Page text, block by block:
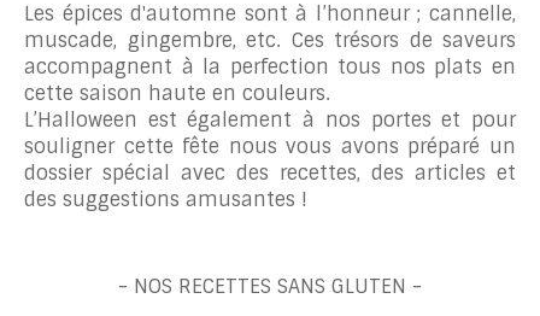
Les épices d'automne sont à l’honneur ; cannelle,
muscade, gingembre, etc. Ces trésors de saveurs
accompagnent à la perfection tous nos plats en
cette saison haute en couleurs.
L’Halloween est également à nos portes et pour
souligner cette fête nous vous avons préparé un
dossier spécial avec des recettes, des articles et
des suggestions amusantes !
- NOS RECETTES SANS GLUTEN -